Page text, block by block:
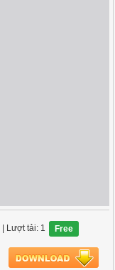
| Lượt tải: 1 Free